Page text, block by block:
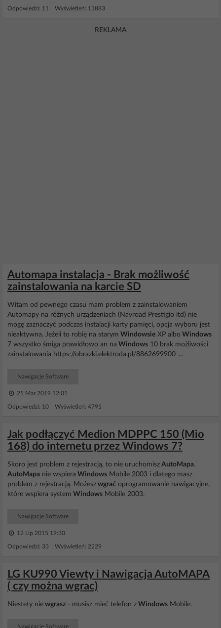
Odpowiedzi: 11 Wyświetleń: 11883
REKLAMA
Automapa instalacja - Brak możliwość
zainstalowania na karcie SD
Witam od pewnego czasu mam problem z zainstalowaniem
Automapy na różnych urządzeniach (Navroad Prestigio itd) nie
mogę zaznaczyć podczas instalacji karty pamięci, opcja wyboru jest
nieaktywna. Jeżeli to robię na starym Windowsie XP albo Windows
7 wszystko śmiga prawidłowo an na Windows 10 brak możliwości
zainstalowania https://obrazki.elektroda.pl/8862699900_...
Nawigacje Software
25 Mar 2019 12:01
Odpowiedzi: 10 Wyświetleń: 4791
Jak podłączyć Medion MDPPC 150 (Mio
168) do internetu przez Windows 7?
Skoro jest problem z rejestracją, to nie uruchomisz AutoMapa.
AutoMapa nie wspiera Windows Mobile 2003 i dlatego masz
problem z rejestracją. Możesz wgrać oprogramowanie nawigacyjne,
które wspiera system Windows Mobile 2003.
Nawigacje Software
12 Lip 2015 19:30
Odpowiedzi: 33 Wyświetleń: 2229
LG KU990 Viewty i Nawigacja AutoMAPA
( czy można wgrac)
Niestety nie wgrasz - musisz mieć telefon z Windows Mobile.
Nawigacje Software